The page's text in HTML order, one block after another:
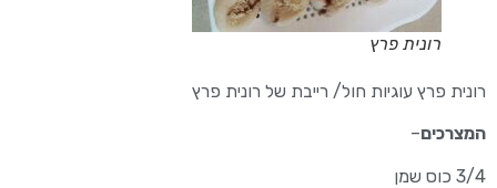
רונית פרץ
רונית פרץ עוגיות חול/ רייבת של רונית פרץ
המצרכים–
3/4 כוס שמן